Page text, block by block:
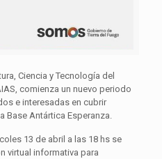
Ciencia y Tecnología del
comienza un nuevo periodo
e interesadas en cubrir
Base Antártica Esperanza.
13 de abril a las 18 hs se
virtual informativa para